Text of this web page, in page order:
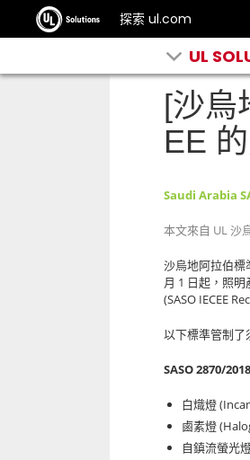
探索 ul.com
UL
[沙烏
EE
Saudi Arabia
本文來自 UL 沙
沙烏地阿拉伯標
月 1 日起，照
(SASO IECEE
以下標準管制了
SASO 2870/2018
白熾燈
鹵素燈
自鎮流螢光